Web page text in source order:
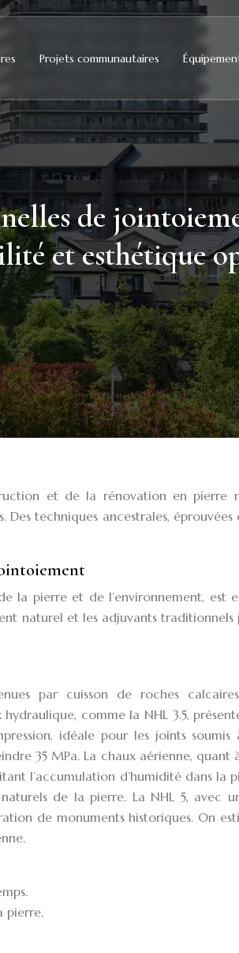
Projets communautaires
de
et esthétique
et de la rénovation en pierre
techniques ancestrales, éprouvées
la pierre et de l’environnement, est
naturel et les adjuvants
par cuisson de roches
comme la NHL 3.5,
idéale pour les joints soumis
35 MPa. La chaux aérienne, quant
l’accumulation d’humidité dans la
de la pierre. La NHL 5, avec
de monuments historiques. On
pierre.